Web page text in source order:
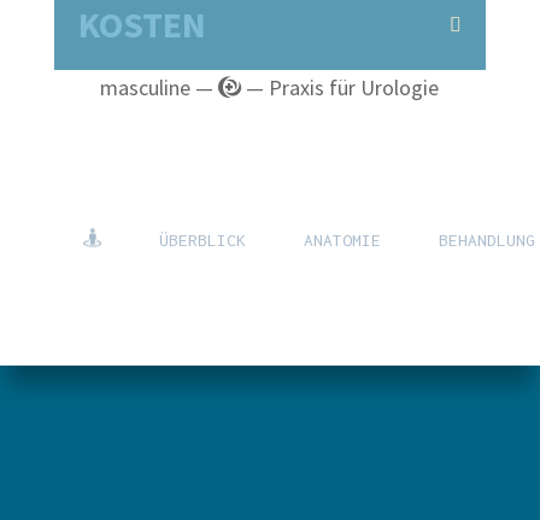
KOSTEN
masculine — — Praxis für Urologie
ÜBERBLICK ANATOMIE BEHANDLUNG